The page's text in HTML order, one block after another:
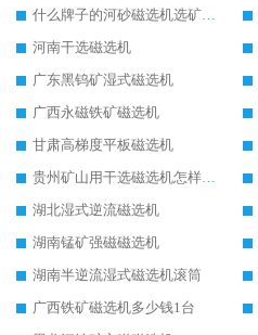
什么牌子的河砂磁选机选矿效果好
河南干选磁选机
广东黑钨矿湿式磁选机
广西永磁铁矿磁选机
甘肃高梯度平板磁选机
贵州矿山用干选磁选机怎样调磁
湖北湿式逆流磁选机
湖南锰矿强磁磁选机
湖南半逆流湿式磁选机滚筒
广西铁矿磁选机多少钱1台